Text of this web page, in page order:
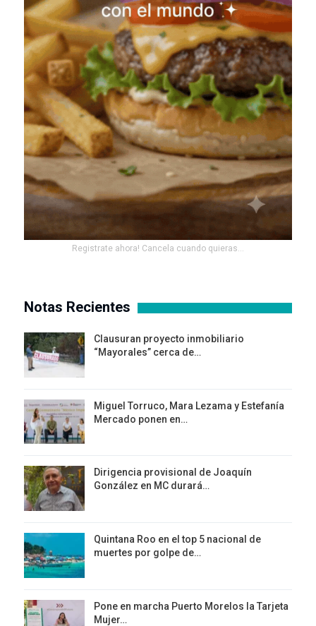
Registrate ahora! Cancela cuando quieras...
Notas Recientes
Clausuran proyecto inmobiliario
“Mayorales” cerca de…
Miguel Torruco, Mara Lezama y Estefanía
Mercado ponen en…
Dirigencia provisional de Joaquín
González en MC durará…
Quintana Roo en el top 5 nacional de
muertes por golpe de…
Pone en marcha Puerto Morelos la Tarjeta
Mujer…